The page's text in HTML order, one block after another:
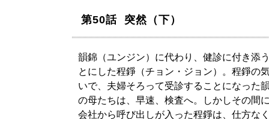
第50話 突然（下）
韻錦（ユンジン）に代わり、健診に付き添
とにした程錚（チョン・ジョン）。程錚の
いで、夫婦そろって受診することになった
の母たちは、早速、検査へ。しかしその間
会社から呼び出しが入った程錚は、仕方な